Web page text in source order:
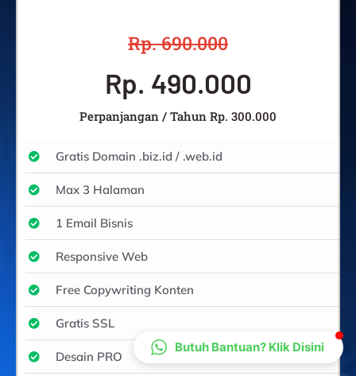
Rp. 690.000
Rp. 490.000
Perpanjangan / Tahun Rp. 300.000
Gratis Domain .biz.id / .web.id
Max 3 Halaman
1 Email Bisnis
Responsive Web
Free Copywriting Konten
Gratis SSL
Desain PRO
CS Lenteraweb
Online
Butuh Bantuan? Klik Disini